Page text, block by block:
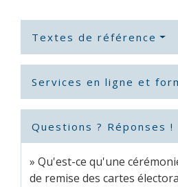
Textes de référence
Services en ligne et
Questions ? Réponses !
Qu'est-ce qu'une
de remise des cartes